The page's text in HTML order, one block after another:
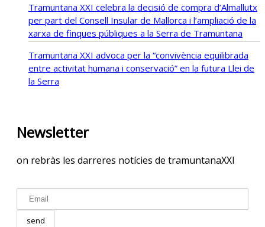
Tramuntana XXI celebra la decisió de compra d’Almallutx
per part del Consell Insular de Mallorca i l’ampliació de la
xarxa de finques públiques a la Serra de Tramuntana
Tramuntana XXI advoca per la “convivència equilibrada
entre activitat humana i conservació” en la futura Llei de
la Serra
Newsletter
on rebràs les darreres notícies de tramuntanaXXI